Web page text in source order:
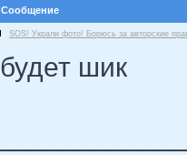
Сообщение
SOS! Украли фото! Борюсь за авторские
будет шик